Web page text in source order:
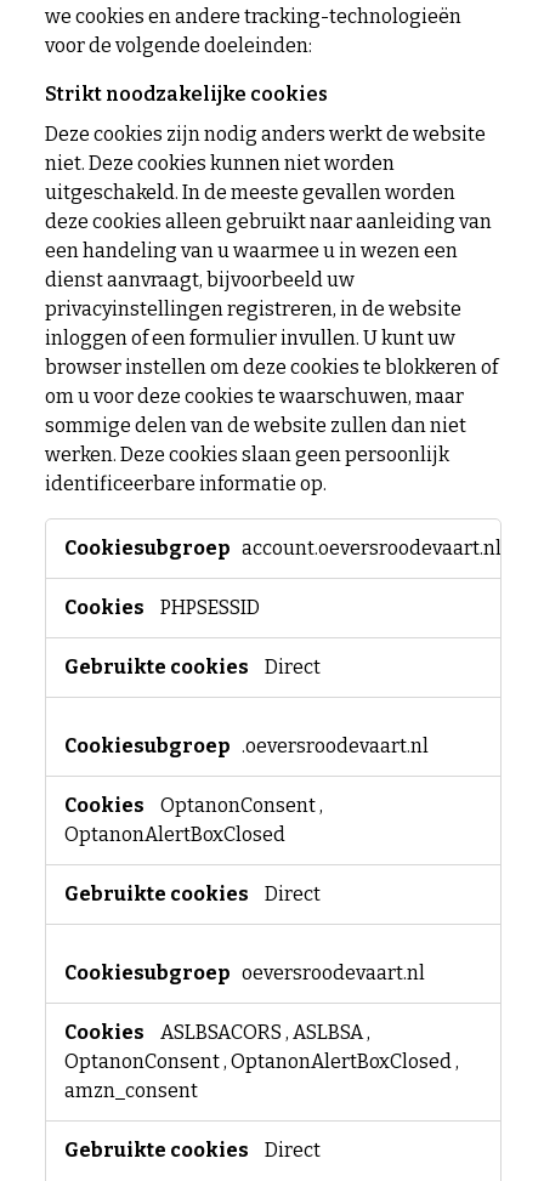
we cookies en andere tracking-technologieën
voor de volgende doeleinden:
Strikt noodzakelijke cookies
Deze cookies zijn nodig anders werkt de website
niet. Deze cookies kunnen niet worden
uitgeschakeld. In de meeste gevallen worden
deze cookies alleen gebruikt naar aanleiding van
een handeling van u waarmee u in wezen een
dienst aanvraagt, bijvoorbeeld uw
privacyinstellingen registreren, in de website
inloggen of een formulier invullen. U kunt uw
browser instellen om deze cookies te blokkeren of
om u voor deze cookies te waarschuwen, maar
sommige delen van de website zullen dan niet
werken. Deze cookies slaan geen persoonlijk
identificeerbare informatie op.
noodzakelijke
account.oeversroodevaart.nl
PHPSESSID
Direct
.oeversroodevaart.nl
OptanonConsent,
OptanonAlertBoxClosed
Direct
oeversroodevaart.nl
ASLBSACORS , ASLBSA,
OptanonConsent, OptanonAlertBoxClosed,
amzn_consent
Direct